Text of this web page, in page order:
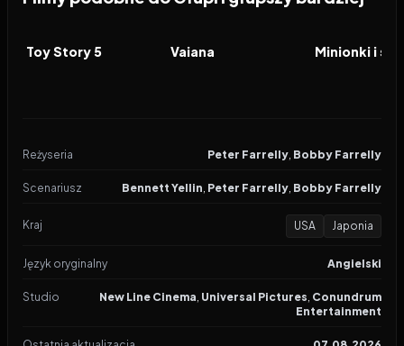
FILM
Toy Story 5 FILM
Vaiana FILM
Minionki i
Reżyseria Peter Farrelly, Bobby Farrelly
Scenariusz Bennett Yellin, Peter Farrelly, Bobby Farrelly
Kraj USA Japonia
Język oryginalny Angielski
Studio New Line Cinema, Universal Pictures, Conundrum
Entertainment